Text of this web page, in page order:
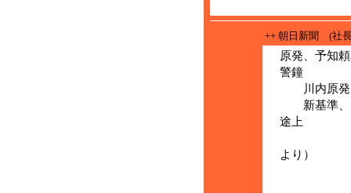
++ 朝日新聞 (社
原発、予知
警鐘
川内原発
新基準、
途上
より）